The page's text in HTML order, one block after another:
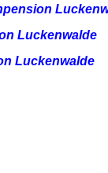
Luckenwalde
Luckenwalde